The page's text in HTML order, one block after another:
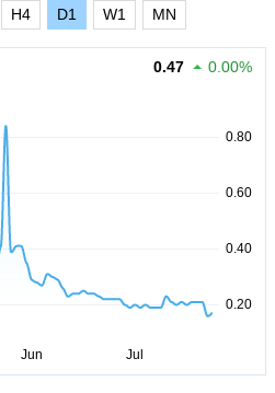
H4 D1 W1 MN
0.47 0.00%